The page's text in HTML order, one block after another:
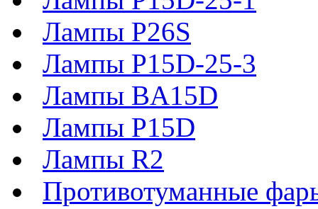
Лампы P26S
Лампы P15D-25-3
Лампы BA15D
Лампы P15D
Лампы R2
Противотуманные